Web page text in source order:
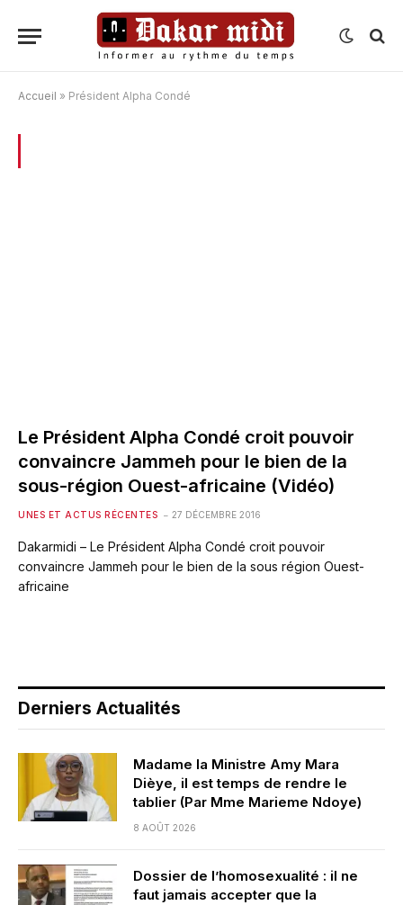
Accueil » Président Alpha Condé
Le Président Alpha Condé croit pouvoir
convaincre Jammeh pour le bien de la
sous-région Ouest-africaine (Vidéo)
UNES ET ACTUS RÉCENTES 27 DÉCEMBRE 2016
Dakarmidi – Le Président Alpha Condé croit pouvoir
convaincre Jammeh pour le bien de la sous région Ouest-
africaine
Derniers Actualités
Madame la Ministre Amy Mara
Dièye, il est temps de rendre le
tablier (Par Mme Marieme Ndoye)
8 AOÛT 2026
Dossier de l’homosexualité : il ne
faut jamais accepter que la